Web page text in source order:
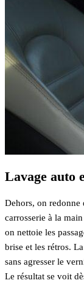
Lavage auto
Dehors, on redonne
carrosserie à la
on nettoie les
brise et les rétros.
sans agresser le
Le résultat se voit